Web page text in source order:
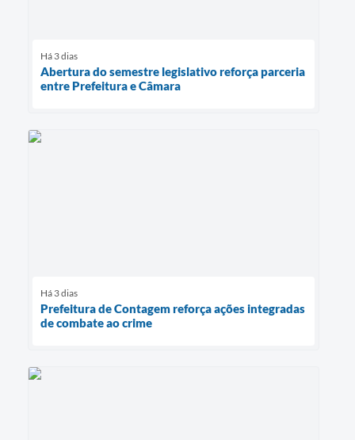
Há 3 dias
Abertura do semestre legislativo reforça parceria
entre Prefeitura e Câmara
Há 3 dias
Prefeitura de Contagem reforça ações integradas
de combate ao crime